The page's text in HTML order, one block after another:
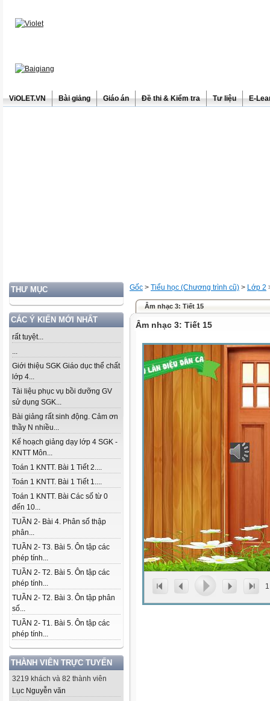
ViOLET.VN Bài giảng Giáo án Đề thi & Kiểm tra Tư liệu E-
THƯ MỤC
CÁC Ý KIẾN MỚI NHẤT
rất tuyệt...
...
Giới thiệu SGK Giáo dục thể chất
lớp 4...
Tài liệu phục vụ bồi dưỡng GV
sử dụng SGK...
Bài giảng rất sinh động. Cảm ơn
thầy N nhiều...
Kế hoạch giảng dạy lớp 4 SGK -
KNTT Môn...
Toán 1 KNTT. Bài 1 Tiết 2....
Toán 1 KNTT. Bài 1 Tiết 1....
Toán 1 KNTT. Bài Các số từ 0
đến 10...
TUẦN 2- Bài 4. Phân số thập
phân...
TUẦN 2- T3. Bài 5. Ôn tập các
phép tính...
TUẦN 2- T2. Bài 5. Ôn tập các
phép tính...
TUẦN 2- T2. Bài 3. Ôn tập phân
số...
TUẦN 2- T1. Bài 5. Ôn tập các
phép tính...
THÀNH VIÊN TRỰC TUYẾN
3219 khách và 82 thành viên
Lục Nguyễn văn
Gốc > Tiểu học (Chương trình cũ) > Lớp 2
Âm nhạc 3: Tiết 15
Âm nhạc 3: Tiết 15
1